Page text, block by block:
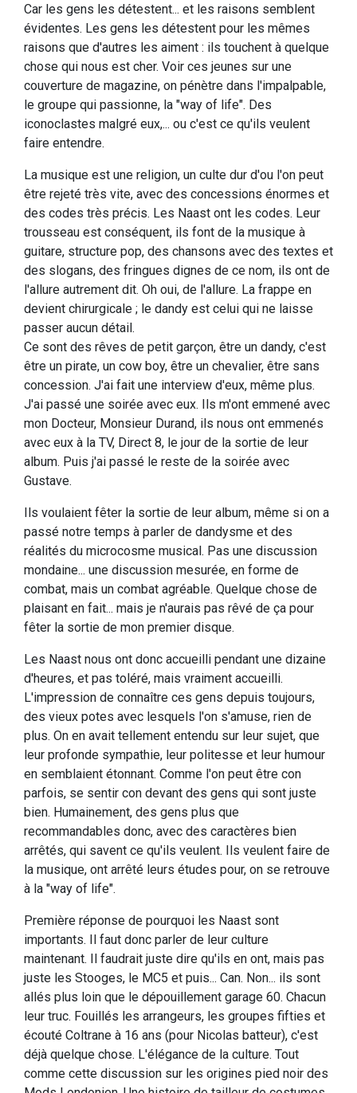
Car les gens les détestent... et les raisons semblent
évidentes. Les gens les détestent pour les mêmes
raisons que d'autres les aiment : ils touchent à quelque
chose qui nous est cher. Voir ces jeunes sur une
couverture de magazine, on pénètre dans l'impalpable,
le groupe qui passionne, la "way of life". Des
iconoclastes malgré eux,... ou c'est ce qu'ils veulent
faire entendre.
La musique est une religion, un culte dur d'ou l'on peut
être rejeté très vite, avec des concessions énormes et
des codes très précis. Les Naast ont les codes. Leur
trousseau est conséquent, ils font de la musique à
guitare, structure pop, des chansons avec des textes et
des slogans, des fringues dignes de ce nom, ils ont de
l'allure autrement dit. Oh oui, de l'allure. La frappe en
devient chirurgicale ; le dandy est celui qui ne laisse
passer aucun détail.
Ce sont des rêves de petit garçon, être un dandy, c'est
être un pirate, un cow boy, être un chevalier, être sans
concession. J'ai fait une interview d'eux, même plus.
J'ai passé une soirée avec eux. Ils m'ont emmené avec
mon Docteur, Monsieur Durand, ils nous ont emmenés
avec eux à la TV, Direct 8, le jour de la sortie de leur
album. Puis j'ai passé le reste de la soirée avec
Gustave.
Ils voulaient fêter la sortie de leur album, même si on a
passé notre temps à parler de dandysme et des
réalités du microcosme musical. Pas une discussion
mondaine... une discussion mesurée, en forme de
combat, mais un combat agréable. Quelque chose de
plaisant en fait... mais je n'aurais pas rêvé de ça pour
fêter la sortie de mon premier disque.
Les Naast nous ont donc accueilli pendant une dizaine
d'heures, et pas toléré, mais vraiment accueilli.
L'impression de connaître ces gens depuis toujours,
des vieux potes avec lesquels l'on s'amuse, rien de
plus. On en avait tellement entendu sur leur sujet, que
leur profonde sympathie, leur politesse et leur humour
en semblaient étonnant. Comme l'on peut être con
parfois, se sentir con devant des gens qui sont juste
bien. Humainement, des gens plus que
recommandables donc, avec des caractères bien
arrêtés, qui savent ce qu'ils veulent. Ils veulent faire de
la musique, ont arrêté leurs études pour, on se retrouve
à la "way of life".
Première réponse de pourquoi les Naast sont
importants. Il faut donc parler de leur culture
maintenant. Il faudrait juste dire qu'ils en ont, mais pas
juste les Stooges, le MC5 et puis... Can. Non... ils sont
allés plus loin que le dépouillement garage 60. Chacun
leur truc. Fouillés les arrangeurs, les groupes fifties et
écouté Coltrane à 16 ans (pour Nicolas batteur), c'est
déjà quelque chose. L'élégance de la culture. Tout
comme cette discussion sur les origines pied noir des